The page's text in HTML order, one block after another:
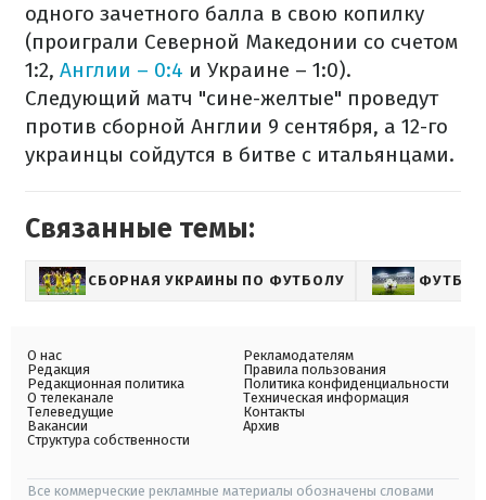
одного зачетного балла в свою копилку
(проиграли Северной Македонии со счетом
1:2, Англии – 0:4 и Украине – 1:0).
Следующий матч "сине-желтые" проведут
против сборной Англии 9 сентября, а 12-го
украинцы сойдутся в битве с итальянцами.
Связанные темы:
СБОРНАЯ УКРАИНЫ ПО ФУТБОЛУ ФУТБОЛ
О нас
Редакция
Редакционная политика
О телеканале
Телеведущие
Вакансии
Структура собственности
Рекламодателям
Правила пользования
Политика конфиденциальности
Техническая информация
Контакты
Архив
Все коммерческие рекламные материалы обозначены словами